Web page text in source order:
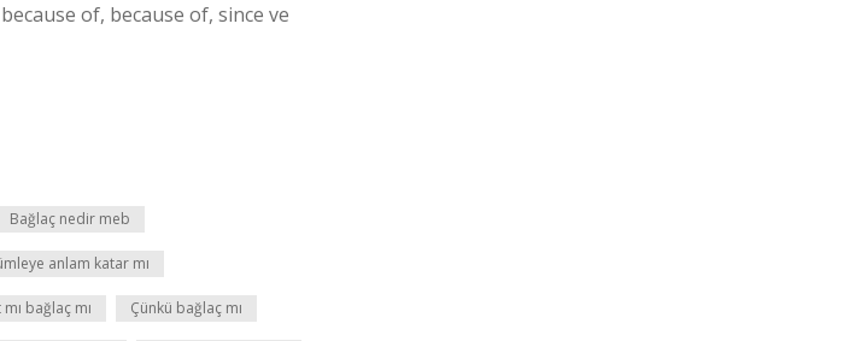
of, because of, since ve
Bağlaç nedir meb
anlam katar mı
bağlaç mı Çünkü bağlaç mı